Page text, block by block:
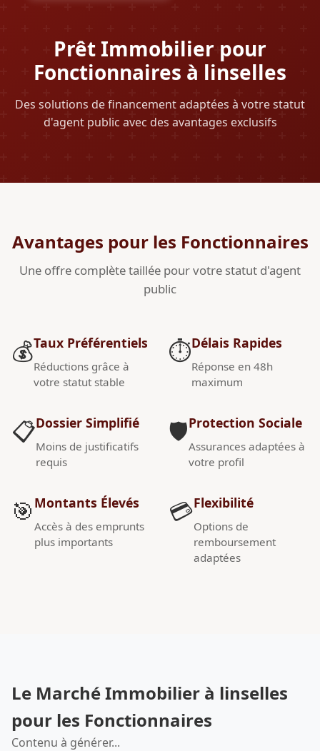
Prêt Immobilier pour
Fonctionnaires à linselles
Des solutions de financement adaptées à votre statut
d'agent public avec des avantages exclusifs
Avantages pour les Fonctionnaires
Une offre complète taillée pour votre statut d'agent
public
💰Taux Préférentiels
Réductions grâce à
votre statut stable
📋Dossier Simplifié
Moins de justificatifs
requis
🎯 Montants Élevés
Accès à des emprunts
plus importants
⏱️Délais Rapides
Réponse en 48h
maximum
🛡️Protection Sociale
Assurances adaptées à
votre profil
💳Flexibilité
Options de
remboursement
adaptées
Le Marché Immobilier à linselles
pour les Fonctionnaires
Contenu à générer...